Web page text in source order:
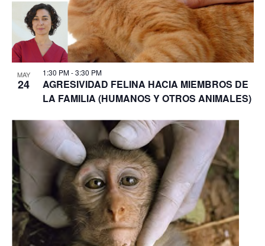
MAY
24
1:30 PM-3:30 PM
AGRESIVIDAD FELINA HACIA MIEMBROS DE
LA FAMILIA (HUMANOS Y OTROS ANIMALES)